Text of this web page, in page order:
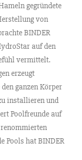
gegründete
von
BINDER
auf den
vermittelt.
erzeugt
ganzen Körper
installieren und
Poolfreunde auf
Pools hat BINDER